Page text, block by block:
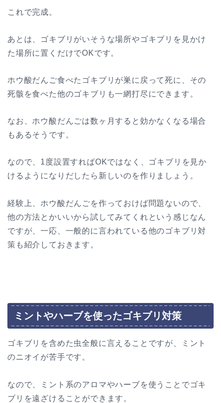
これで完成。
あとは、ゴキブリがいそうな場所やゴキブリを見かけ
た場所に置くだけでOKです。
ホウ酸だんご食べたゴキブリが巣に戻って死に、その
死骸を食べた他のゴキブリも一網打尽にできます。
なお、ホウ酸だんごは数ヶ月すると効かなくなる場合
もあるそうです。
なので、1度設置すればOKではなく、ゴキブリを見か
けるようになりだしたら新しいのを作りましょう。
経験上、ホウ酸だんごを作っておけば問題ないので、
他の方法とかいいから試してみてくれという感じなん
ですが、一応、一般的に言われている他のゴキブリ対
策も紹介しておきます。
ミントやハーブを使ったゴキブリ対策
ゴキブリを含めた虫全般に言えることですが、ミント
のニオイが苦手です。
なので、ミント系のアロマやハーブを使うことでゴキ
ブリを遠ざけることができます。